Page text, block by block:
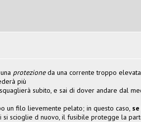
protezioneda una corrente troppo
più
subito, e sai di dover andare dal
un filo lievemente pelato; in questo caso,
si scioglie d nuovo, il fusibile protegge la